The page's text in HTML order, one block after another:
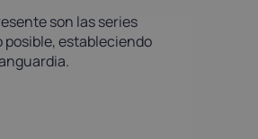
son las series
posible, estableciendo